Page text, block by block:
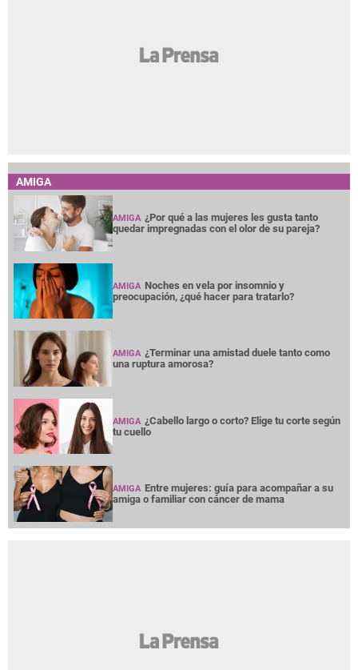
AMIGA
AMIGA ¿Por qué a las mujeres les gusta tanto
quedar impregnadas con el olor de su pareja?
AMIGA Noches en vela por insomnio y
preocupación, ¿qué hacer para tratarlo?
AMIGA ¿Terminar una amistad duele tanto como
una ruptura amorosa?
AMIGA ¿Cabello largo o corto? Elige tu corte según
tu cuello
AMIGA Entre mujeres: guía para acompañar a su
amiga o familiar con cáncer de mama